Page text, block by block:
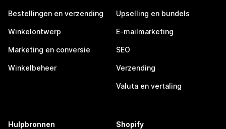
Bestellingen en verzending
Winkelontwerp
Marketing en conversie
Winkelbeheer
Upselling en bundels
E-mailmarketing
SEO
Verzending
Valuta en vertaling
Hulpbronnen Shopify